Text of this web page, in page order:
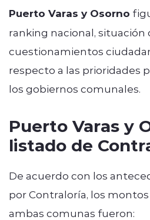
Puerto Varas y Osorno
ranking nacional, situación
cuestionamientos
respecto a las prioridades
los gobiernos comunales.
Puerto Varas y
listado de
De acuerdo con los
por Contraloría, los
ambas comunas fueron: